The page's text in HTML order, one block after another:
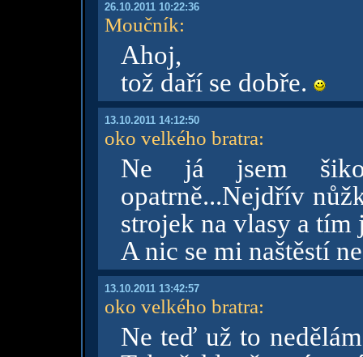
26.10.2011 10:22:36
Moučník:
Ahoj,
tož daří se dobře.
13.10.2011 14:12:50
oko velkého bratra:
Ne já jsem
opatrně...Nejdřív
strojek na vlasy a
A nic se mi naštěstí
13.10.2011 13:42:57
oko velkého bratra:
Ne teď už to